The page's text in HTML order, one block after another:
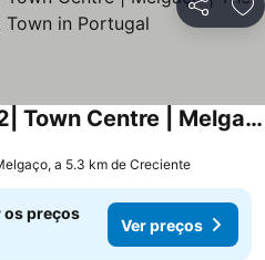
Partilhar
Ponto Norte | Room 12| Town Centre | Melgaço | The Northernmost Town in Portugal
a 5.3 km de Creciente
os preços
Ver preços